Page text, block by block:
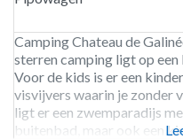
Camping Chateau de
sterren camping ligt op
Voor de kids is er een
visvijvers waarin je zonder
ligt er een zwemparadijs
buitenbad, maar ook een